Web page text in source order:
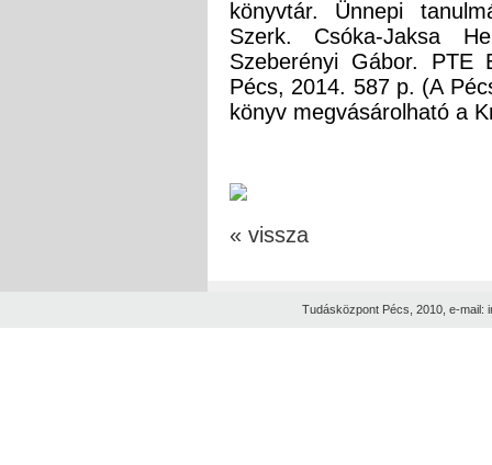
könyvtár. Ünnepi
Szerk. Csóka-Jaksa
Szeberényi Gábor. PTE
Pécs, 2014. 587 p. (A
könyv megvásárolható a
« vissza
Tudásközpont Pécs, 2010, e-mail: